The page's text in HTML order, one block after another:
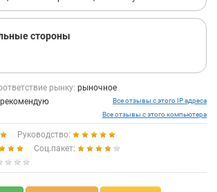
стороны
рынку: рыночное
рекомендую
Все отзывы с этого IP адреса
Все отзывы с этого компьютера
Руководство:
Соц.пакет: